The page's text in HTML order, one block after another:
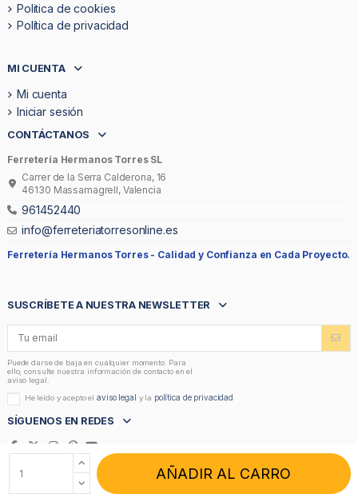
AÑADIR AL CARRO
Politica de cookies
Política de privacidad
MI CUENTA
Mi cuenta
Iniciar sesión
CONTÁCTANOS
Ferretería Hermanos Torres SL
Carrer de la Serra Calderona, 16
46130 Massamagrell, Valencia
961452440
info@ferreteriatorresonline.es
Ferretería Hermanos Torres - Calidad y Confianza en Cada Proyecto.
SUSCRÍBETE A NUESTRA NEWSLETTER
Puede darse de baja en cualquier momento. Para
ello, consulte nuestra información de contacto en el
aviso legal.
He leído y acepto elaviso legal y la política de privacidad
SÍGUENOS EN REDES